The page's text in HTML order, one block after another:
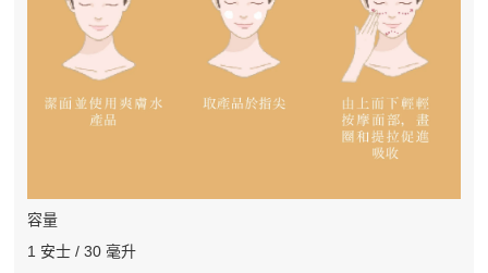
容量
1 安士 / 30 毫升